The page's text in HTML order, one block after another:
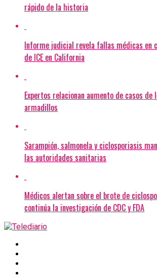
rápido de la historia
Informe judicial revela fallas médicas en
de ICE en California
Expertos relacionan aumento de casos de
armadillos
Sarampión, salmonela y ciclosporiasis
las autoridades sanitarias
Médicos alertan sobre el brote de
continúa la investigación de CDC y FDA